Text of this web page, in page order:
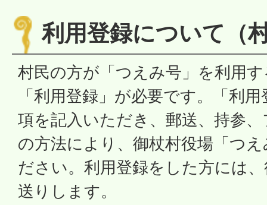
利用登録について（
村民の方が「つえみ号」を利用
「利用登録」が必要です。「利
項を記入いただき、郵送、持参
の方法により、御杖村役場「つ
ださい。利用登録をした方には
送りします。